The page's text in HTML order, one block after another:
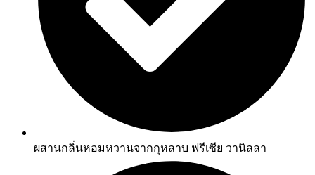
ผสานกลิ่นหอมหวานจากกุหลาบ ฟรีเซีย วานิลลา